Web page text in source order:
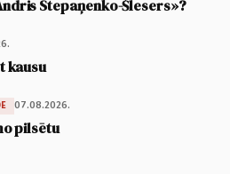
Stepaņenko-Šlesers»?
kausu
07.08.2026.
pilsētu